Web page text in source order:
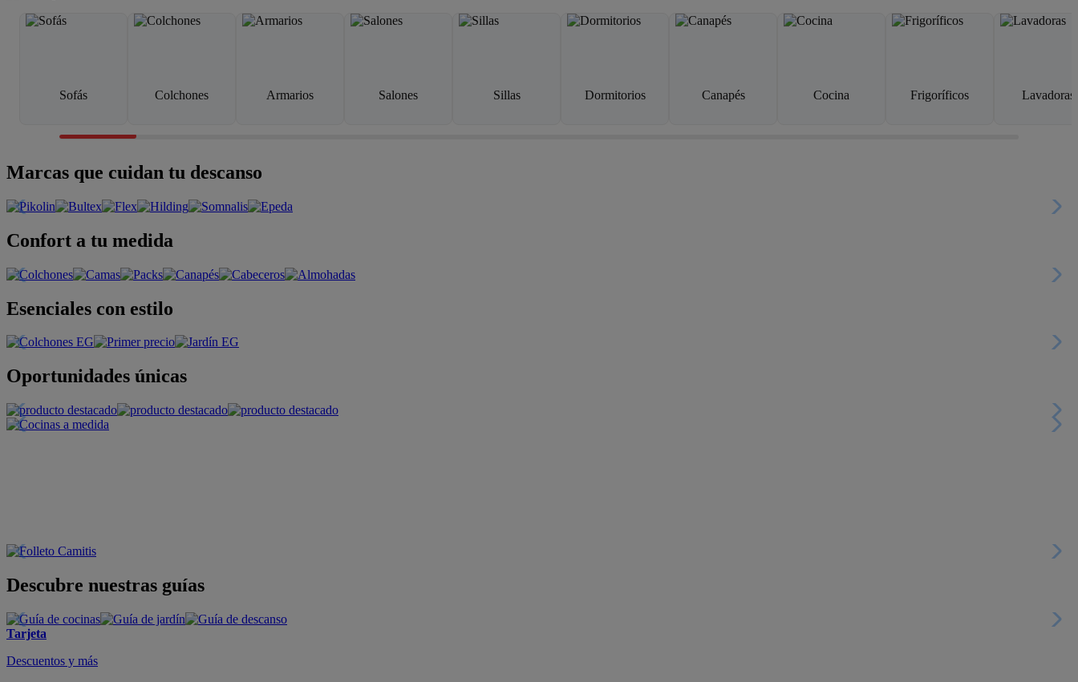
Sofás Colchones Armarios Salones Sillas Dormitorios Canapés Cocina Frigoríficos Lavadoras
Marcas que cuidan tu descanso
Confort a tu medida
Esenciales con estilo
Oportunidades únicas
Descubre nuestras guías
Tarjeta
Descuentos y más